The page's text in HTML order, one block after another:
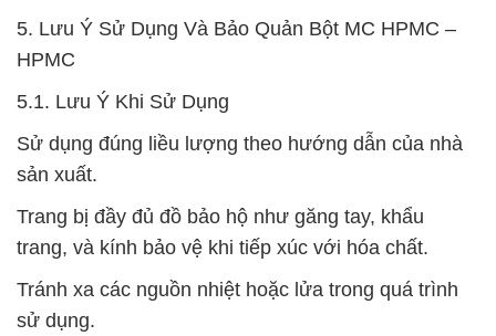
5. Lưu Ý Sử Dụng Và Bảo Quản Bột MC HPMC –
HPMC
5.1. Lưu Ý Khi Sử Dụng
Sử dụng đúng liều lượng theo hướng dẫn của nhà
sản xuất.
Trang bị đầy đủ đồ bảo hộ như găng tay, khẩu
trang, và kính bảo vệ khi tiếp xúc với hóa chất.
Tránh xa các nguồn nhiệt hoặc lửa trong quá trình
sử dụng.